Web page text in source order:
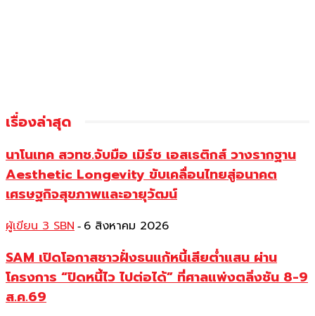
เรื่องล่าสุด
นาโนเทค สวทช.จับมือ เมิร์ซ เอสเธติกส์ วางรากฐาน
Aesthetic Longevity ขับเคลื่อนไทยสู่อนาคต
เศรษฐกิจสุขภาพและอายุวัฒน์
ผู้เขียน 3 SBN - 6 สิงหาคม 2026
SAM เปิดโอกาสชาวฝั่งธนแก้หนี้เสียต่ำแสน ผ่าน
โครงการ “ปิดหนี้ไว ไปต่อได้” ที่ศาลแพ่งตลิ่งชัน 8-9
ส.ค.69